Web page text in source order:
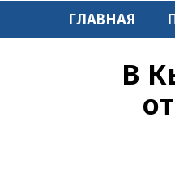
ГЛАВНАЯ
В